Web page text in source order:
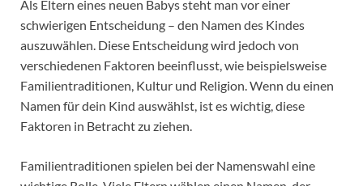
Als Eltern eines neuen Babys steht man vor einer
schwierigen Entscheidung – den Namen des Kindes
auszuwählen. Diese Entscheidung wird jedoch von
verschiedenen Faktoren beeinflusst, wie beispielsweise
Familientraditionen, Kultur und Religion. Wenn du einen
Namen für dein Kind auswählst, ist es wichtig, diese
Faktoren in Betracht zu ziehen.
Familientraditionen spielen bei der Namenswahl eine